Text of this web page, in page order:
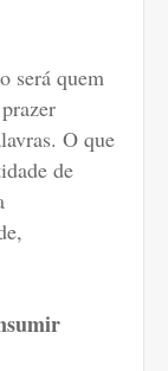
será quem
O que
de